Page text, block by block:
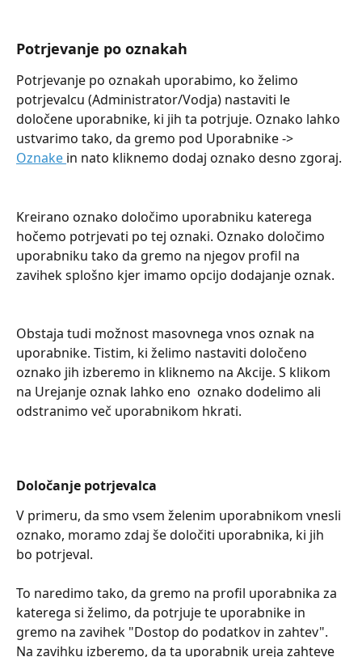
Potrjevanje po oznakah
Potrjevanje po oznakah uporabimo, ko želimo
potrjevalcu (Administrator/Vodja) nastaviti le
določene uporabnike, ki jih ta potrjuje. Oznako lahko
ustvarimo tako, da gremo pod Uporabnike ->
Oznake in nato kliknemo dodaj oznako desno zgoraj.
Kreirano oznako določimo uporabniku katerega
hočemo potrjevati po tej oznaki. Oznako določimo
uporabniku tako da gremo na njegov profil na
zavihek splošno kjer imamo opcijo dodajanje oznak.
Obstaja tudi možnost masovnega vnos oznak na
uporabnike. Tistim, ki želimo nastaviti določeno
oznako jih izberemo in kliknemo na Akcije. S klikom
na Urejanje oznak lahko eno  oznako dodelimo ali
odstranimo več uporabnikom hkrati.
Določanje potrjevalca
V primeru, da smo vsem želenim uporabnikom vnesli
oznako, moramo zdaj še določiti uporabnika, ki jih
bo potrjeval.
To naredimo tako, da gremo na profil uporabnika za
katerega si želimo, da potrjuje te uporabnike in
gremo na zavihek "Dostop do podatkov in zahtev".
Na zavihku izberemo, da ta uporabnik ureja zahteve